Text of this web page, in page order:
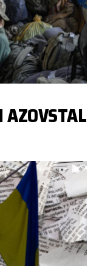
AZOVSTAL